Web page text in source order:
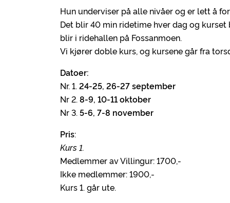
Hun underviser på alle nivåer og er lett å
Det blir 40 min ridetime hver dag og
blir i ridehallen på Fossanmoen.
Vi kjører doble kurs, og kursene går fra
Datoer:
Nr. 1. 24-25, 26-27 september
Nr 2. 8-9, 10-11 oktober
Nr 3. 5-6, 7-8 november
Pris:
Kurs 1.
Medlemmer av Villingur: 1700,-
Ikke medlemmer: 1900,-
Kurs 1. går ute.